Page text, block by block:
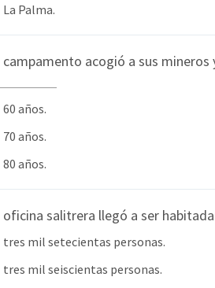
La Palma.
campamento acogió a sus
60 años.
70 años.
80 años.
oficina salitrera llegó a ser
tres mil setecientas personas.
tres mil seiscientas personas.